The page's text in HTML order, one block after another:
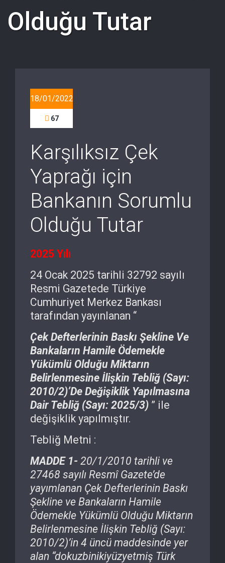
Olduğu Tutar
18/01/2022
67
Karşılıksız Çek
Yaprağı için
Bankanın Sorumlu
Olduğu Tutar
2025 Yılı
24 Ocak 2025 tarihli 32792 sayılı
Resmi Gazetede Türkiye
Cumhuriyet Merkez Bankası
tarafından yayınlanan “
Çek Defterlerinin Baskı Şekline Ve
Bankaların Hamile Ödemekle
Yükümlü Olduğu Miktarın
Belirlenmesine İlişkin Tebliğ (Sayı:
2010/2)’De Değişiklik Yapılmasına
Dair Tebliğ (Sayı: 2025/3) ” ile
değişiklik yapılmıştır.
Tebliğ Metni :
MADDE 1- 20/1/2010 tarihli ve
27468 sayılı Resmî Gazete’de
yayımlanan Çek Defterlerinin Baskı
Şekline ve Bankaların Hamile
Ödemekle Yükümlü Olduğu Miktarın
Belirlenmesine İlişkin Tebliğ (Sayı:
2010/2)’in 4 üncü maddesinde yer
alan “dokuzbinikiyüzyetmiş Türk